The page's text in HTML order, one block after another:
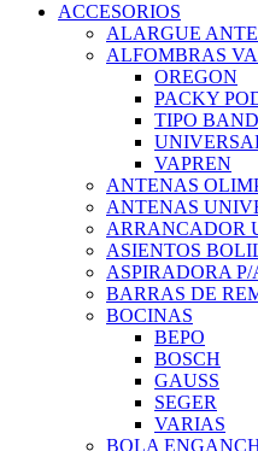
ACCESORIOS
ALARGUE
ALFOMBRAS
OREGON
PACKY
TIPO
VAPREN
ANTENAS
ANTENAS
ARRANCADOR
ASIENTOS
ASPIRADORA
BARRAS DE
BOCINAS
BEPO
BOSCH
GAUSS
SEGER
VARIAS
BOLA